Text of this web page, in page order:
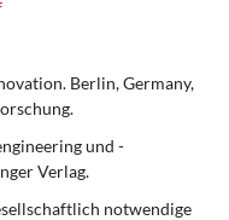
Berlin, Germany,
und -
Verlag.
notwendige